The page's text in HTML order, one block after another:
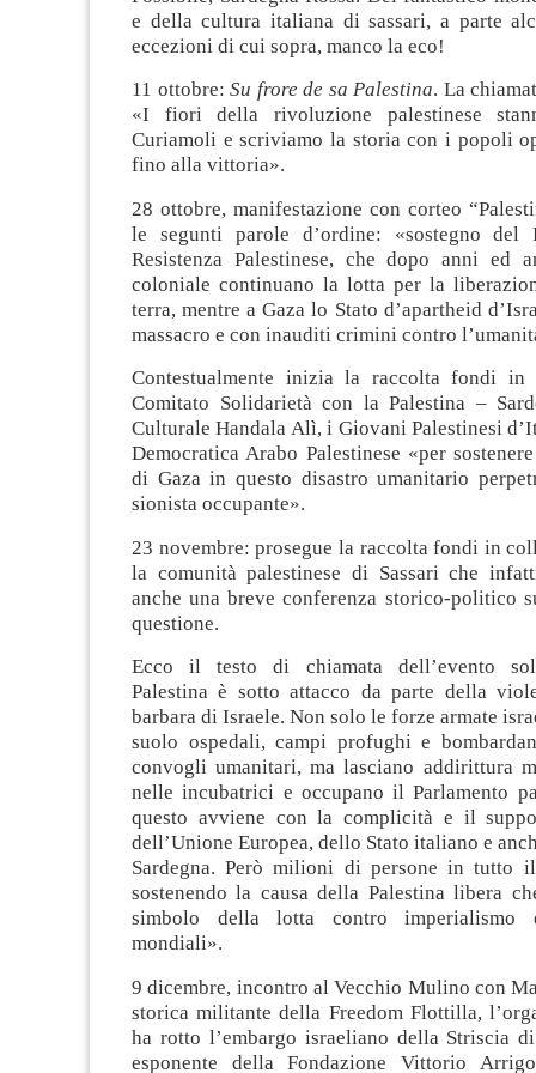
e della cultura italiana di sassari, a parte
eccezioni di cui sopra, manco la eco!
11 ottobre:Su frore de sa Palestina. La
«I fiori della rivoluzione palestinese
Curiamoli e scriviamo la storia con i popoli
fino alla vittoria».
28 ottobre, manifestazione con corteo
le segunti parole d’ordine: «sostegno del
Resistenza Palestinese, che dopo anni ed
coloniale continuano la lotta per la
terra, mentre a Gaza lo Stato d’apartheid
massacro e con inauditi crimini contro
Contestualmente inizia la raccolta fondi
Comitato Solidarietà con la Palestina –
Culturale Handala Alì, i Giovani Palestinesi
Democratica Arabo Palestinese «per
di Gaza in questo disastro umanitario
sionista occupante».
23 novembre: prosegue la raccolta fondi in
la comunità palestinese di Sassari che
anche una breve conferenza storico-politico
questione.
Ecco il testo di chiamata dell’evento
Palestina è sotto attacco da parte della
barbara di Israele. Non solo le forze armate
suolo ospedali, campi profughi e
convogli umanitari, ma lasciano addirittura
nelle incubatrici e occupano il Parlamento
questo avviene con la complicità e il
dell’Unione Europea, dello Stato italiano e
Sardegna. Però milioni di persone in tutto
sostenendo la causa della Palestina libera
simbolo della lotta contro imperialismo
mondiali».
9 dicembre, incontro al Vecchio Mulino con
storica militante della Freedom Flottilla,
ha rotto l’embargo israeliano della Striscia
esponente della Fondazione Vittorio